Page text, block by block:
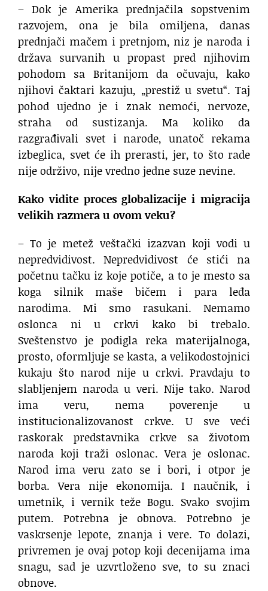
– Dok je Amerika prednjačila sopstvenim
razvojem, ona je bila omiljena, danas
prednjači mačem i pretnjom, niz je naroda i
država survanih u propast pred njihovim
pohodom sa Britanijom da očuvaju, kako
njihovi čaktari kazuju, „prestiž u svetu“. Taj
pohod ujedno je i znak nemoći, nervoze,
straha od sustizanja. Ma koliko da
razgrađivali svet i narode, unatoč rekama
izbeglica, svet će ih prerasti, jer, to što rade
nije održivo, nije vredno jedne suze nevine.
Kako vidite proces globalizacije i migracija
velikih razmera u ovom veku?
– To je metež veštački izazvan koji vodi u
nepredvidivost. Nepredvidivost će stići na
početnu tačku iz koje potiče, a to je mesto sa
koga silnik maše bičem i para leđa
narodima. Mi smo rasukani. Nemamo
oslonca ni u crkvi kako bi trebalo.
Sveštenstvo je podigla reka materijalnoga,
prosto, oformljuje se kasta, a velikodostojnici
kukaju što narod nije u crkvi. Pravdaju to
slabljenjem naroda u veri. Nije tako. Narod
ima veru, nema poverenje u
institucionalizovanost crkve. U sve veći
raskorak predstavnika crkve sa životom
naroda koji traži oslonac. Vera je oslonac.
Narod ima veru zato se i bori, i otpor je
borba. Vera nije ekonomija. I naučnik, i
umetnik, i vernik teže Bogu. Svako svojim
putem. Potrebna je obnova. Potrebno je
vaskrsenje lepote, znanja i vere. To dolazi,
privremen je ovaj potop koji decenijama ima
snagu, sad je uzvrtloženo sve, to su znaci
obnove.